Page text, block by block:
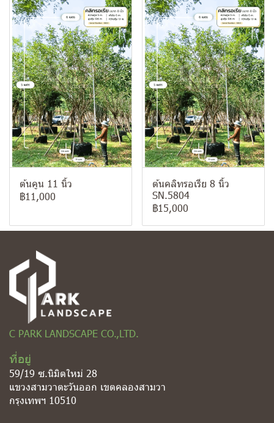
ต้นคูน 11 นิ้ว
฿11,000
ต้นคลิทรอเรีย 8 นิ้ว
SN.5804
฿15,000
C PARK LANDSCAPE CO.,LTD.
ที่อยู่
59/19 ซ.นิมิตใหม่ 28
แขวงสามวาตะวันออก เขตคลองสามวา
กรุงเทพฯ 10510